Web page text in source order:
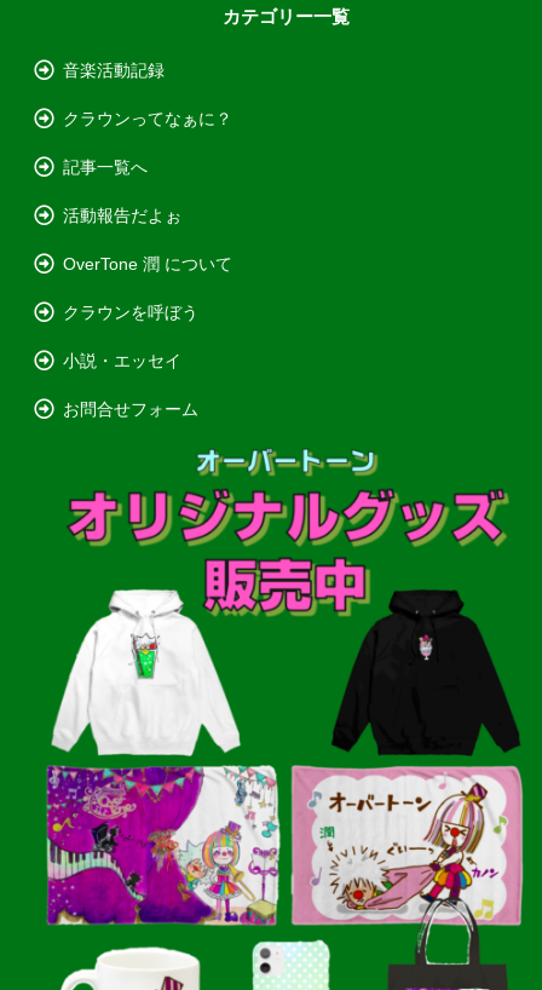
カテゴリー一覧
音楽活動記録
クラウンってなぁに？
記事一覧へ
活動報告だよぉ
OverTone 潤 について
クラウンを呼ぼう
小説・エッセイ
お問合せフォーム